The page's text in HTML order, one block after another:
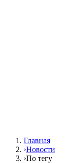
Главная
›Новости
›По тегу